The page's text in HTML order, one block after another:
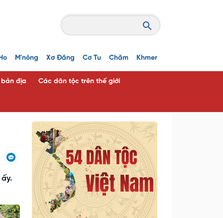
M'nông Xơ Đăng Cơ Tu Chăm Khmer
bản địa Các dân tộc trên thế giới